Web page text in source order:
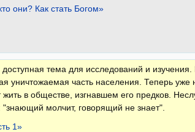
они? Как стать Богом»
тема для исследований и
уничтожаемая часть населения. Теперь уже
в обществе, изгнавшем его предков.
молчит, говорящий не знает".
1»